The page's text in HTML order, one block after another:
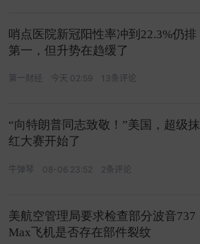
哨点医院新冠阳性率冲到22.3%仍排
第一，但升势在趋缓了
第一财经 今天 02:59 13条评论
“向特朗普同志致敬！”美国，超级抹
红大赛开始了
牛弹琴 08-06 23:52 2条评论
美航空管理局要求检查部分波音737
Max飞机是否存在部件裂纹